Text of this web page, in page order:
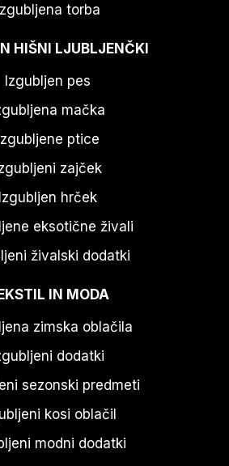
torba
HIŠNI LJUBLJENČKI
Izgubljen pes
mačka
ptice
zajček
Izgubljen hrček
eksotične živali
živalski dodatki
IN MODA
zimska oblačila
dodatki
sezonski predmeti
kosi oblačil
modni dodatki